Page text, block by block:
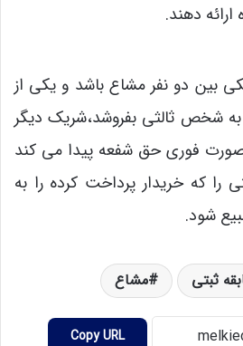
دهند.
بین دو نفر مشاع باشد و یکی از
به شخص ثالثی بفروشد،شریک دیگر
صورت فوری حق شفعه پیدا می کند
را که خریدار پرداخت کرده را به
شود.
ثبتی مشاع
Copy URL